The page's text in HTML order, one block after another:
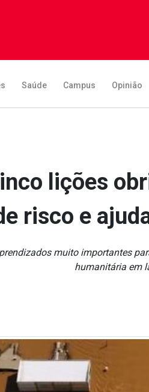
Saúde Campus Opinião
lições
risco e
muito importantes
humanitária em